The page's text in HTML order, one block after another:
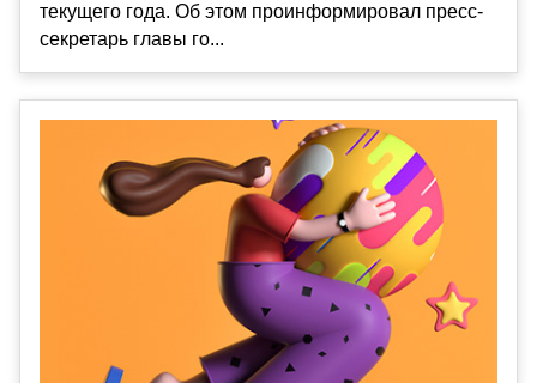
текущего года. Об этом проинформировал пресс-
секретарь главы го...